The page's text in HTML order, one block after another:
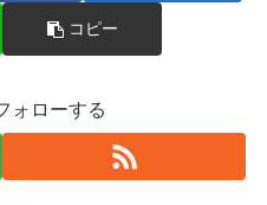
コピー
ォローする